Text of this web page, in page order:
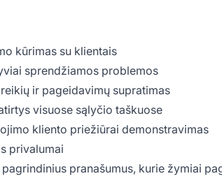
kūrimas su klientais
sprendžiamos problemos
ir pageidavimų supratimas
visuose sąlyčio taškuose
kliento priežiūrai demonstravimas
privalumai
pranašumus, kurie žymiai